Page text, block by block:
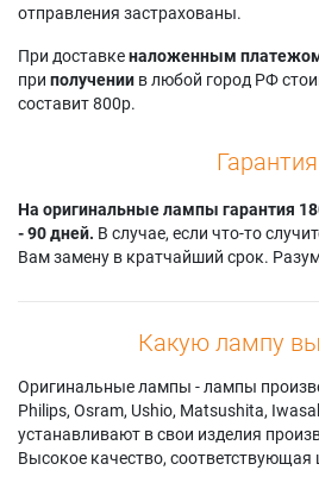
отправления застрахованы.
При доставкеналоженным
при получении в любой город РФ
составит 800р.
Гарантия
На оригинальные лампы гарантия
- 90 дней. В случае, если что-то
Вам замену в кратчайший срок.
Какую лампу
Оригинальные лампы - лампы
Philips, Osram, Ushio, Matsushita,
устанавливают в свои изделия
Высокое качество, соответствующая